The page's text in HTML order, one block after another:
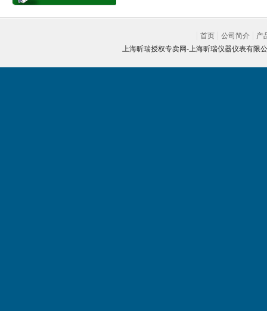
首页 公司简介
产
上海昕瑞授权专卖网-上海昕瑞仪器仪表有限